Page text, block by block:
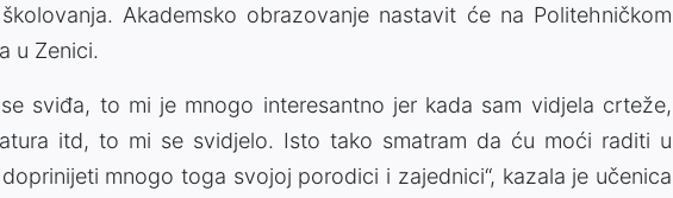
Akademsko obrazovanje nastavit će na Politehničkom
u Zenici.
sviđa, to mi je mnogo interesantno jer kada sam vidjela crteže,
itd, to mi se svidjelo. Isto tako smatram da ću moći raditi u
mnogo toga svojoj porodici i zajednici“, kazala je učenica